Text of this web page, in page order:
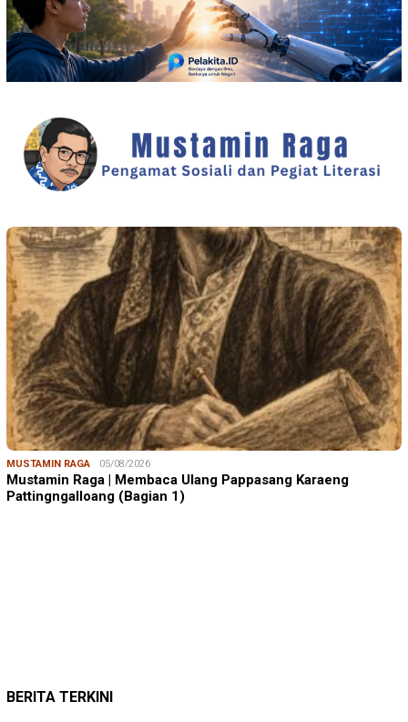
MUSTAMIN RAGA 05/08/2026
Mustamin Raga | Membaca Ulang Pappasang Karaeng
Pattingngalloang (Bagian 1)
BERITA TERKINI